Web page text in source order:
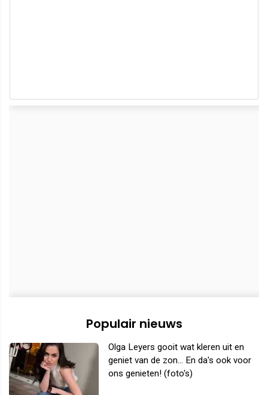
Populair nieuws
Olga Leyers gooit wat kleren uit en
geniet van de zon... En da's ook voor
ons genieten! (foto's)